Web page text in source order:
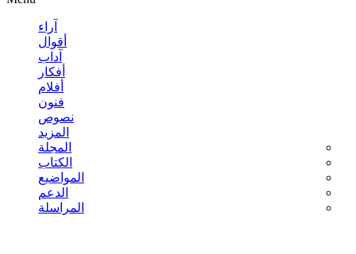
آراء
أقوال
آداب
أفكار
أفلام
فنون
نصوص
المزيد
المجلة
الكتاب
المواضيع
الدعم
المراسلة